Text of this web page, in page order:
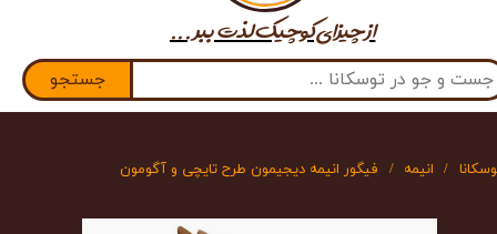
جستجو
خروج از حساب کاربریاز چیزای کوچیک لذت​​​​​​​ ببر ...
انیمه فیگور انیمه دیجیمون طرح تایچی و آگومون